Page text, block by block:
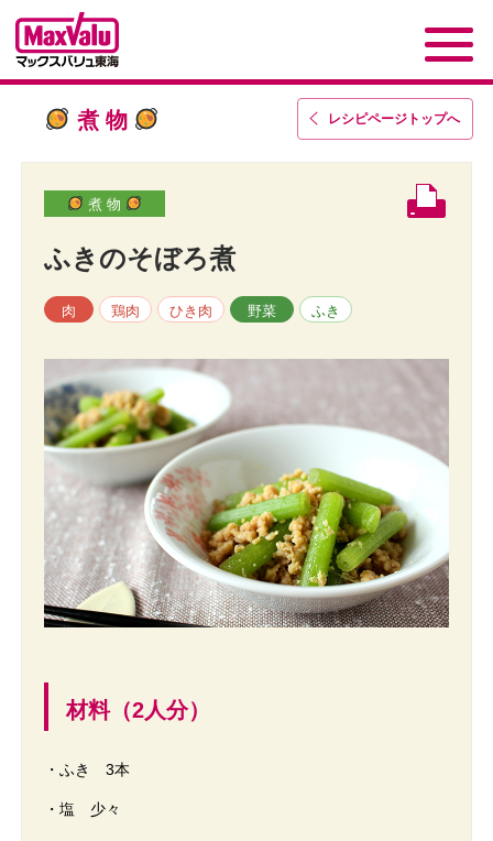
レシピページトップへ
煮 物
煮 物
ふきのそぼろ煮
肉 鶏肉 ひき肉 野菜 ふき
材料（2人分）
・ふき 3本
・塩 少々